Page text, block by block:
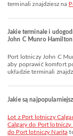
terminali znajdziesz na
Jakie terminale i
John C Munro
Port lotniczy John C Munro Hamilton oferuje oraz wiele innych udogodnień,
aby poprawić komfort
układzie terminali
Jakie są
lot z Port lotniczy
Calgary do Port lotniczy
do Port lotniczy Narita